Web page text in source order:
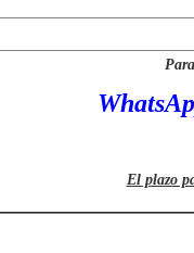
El plazo